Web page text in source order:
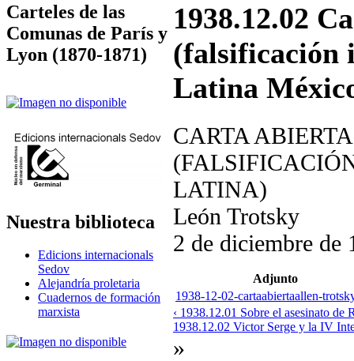
Carteles de las
Comunas de París y
Lyon (1870-1871)
Nuestra biblioteca
Edicions internacionals
Sedov
Alejandría proletaria
Cuadernos de formación
marxista
1938.12.02
(falsificación
Latina
CARTA
LATINA)
León Trotsky
2 de diciembre de
Adjunto
1938-12-02-cartaabiertaallen-
‹ 1938.12.01 Sobre el asesinato
1938.12.02 Victor Serge y la IV
»